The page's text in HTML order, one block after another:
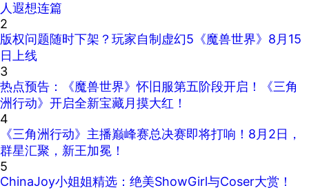
人遐想连篇
2
版权问题随时下架？玩家自制虚幻5《魔兽世界》8月15
日上线
3
热点预告：《魔兽世界》怀旧服第五阶段开启！《三角
洲行动》开启全新宝藏月摸大红！
4
《三角洲行动》主播巅峰赛总决赛即将打响！8月2日，
群星汇聚，新王加冕！
5
ChinaJoy小姐姐精选：绝美ShowGirl与Coser大赏！